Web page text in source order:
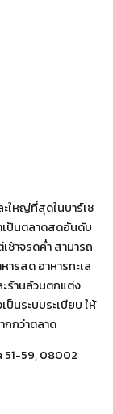
ะใหญ่ที่สุดในบาร์เซ
เป็นตลาดสดอันดับ
ช้าจรดค่ำ สามารถ
ารสด อาหารทะเล
ร้านล้วนตกแต่ง
นระบบระเบียบ ให้
กกว่าตลาด
51-59, 08002